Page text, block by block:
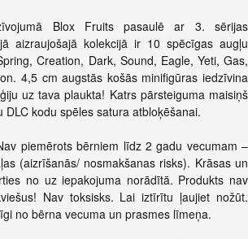
Blox Fruits pasaulē ar 3. sērijas
aizraujošajā kolekcijā ir 10 spēcīgas augļu
Creation, Dark, Sound, Eagle, Yeti, Gas,
4,5 cm augstās košās minifigūras iedzīvina
uz tava plaukta! Katrs pārsteiguma maisiņš
DLC kodu spēles satura atbloķēšanai.
piemērots bērniem līdz 2 gadu vecumam –
(aizrīšanās/ nosmakšanas risks). Krāsas un
no uz iepakojuma norādītā. Produkts nav
Nav toksisks. Lai iztīrītu ļaujiet nožūt.
no bērna vecuma un prasmes līmeņa.